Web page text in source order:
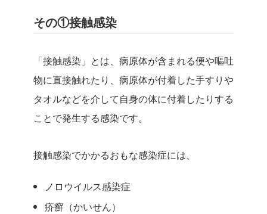
その①接触感染
「接触感染」とは、病原体が含まれる便や嘔吐
物に直接触れたり、病原体が付着した手すりや
タオルなどを介して自身の体に付着したりする
ことで発生する感染です。
接触感染でかかるおもな感染症には、
ノロウイルス感染症
疥癬（かいせん）